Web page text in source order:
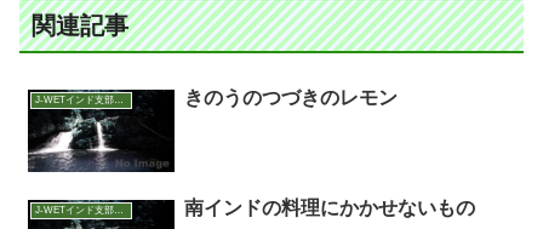
関連記事
J-WETインド支部～ヨガのこころ～ きのうのつづきのレモン
J-WETインド支部～ヨガのこころ～ 南インドの料理にかかせないもの